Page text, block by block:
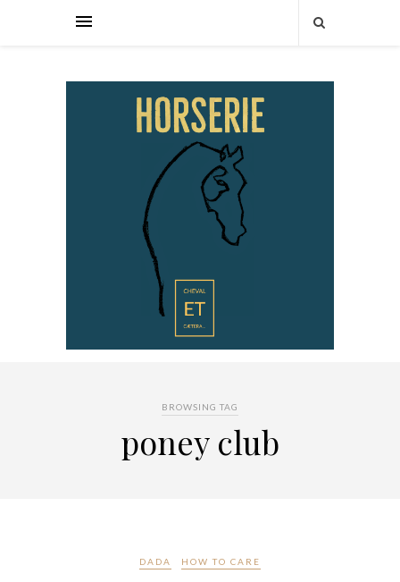
BROWSING TAG
poney club
DADA HOW TO CARE